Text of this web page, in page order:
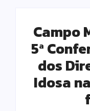
Campo
5ª
dos
Idosa